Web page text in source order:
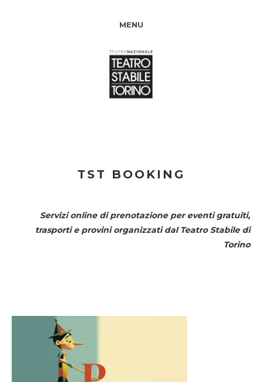
MENU
TST BOOKING
Servizi online di prenotazione per eventi gratuiti,
trasporti e provini organizzati dal Teatro Stabile di
Torino